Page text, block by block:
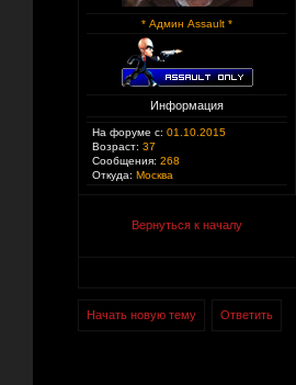
* Админ Assault *
Информация
На форуме с: 01.10.2015
Возраст: 37
Сообщения: 268
Откуда: Москва
Вернуться к началу
Начать новую тему Ответить